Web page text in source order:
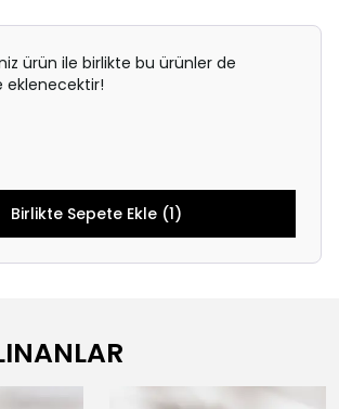
ürün ile birlikte bu ürünler de
eklenecektir!
Birlikte Sepete Ekle (1)